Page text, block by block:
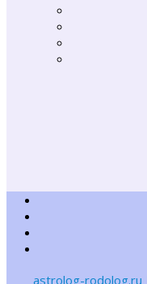
astrolog-rodolog.ru